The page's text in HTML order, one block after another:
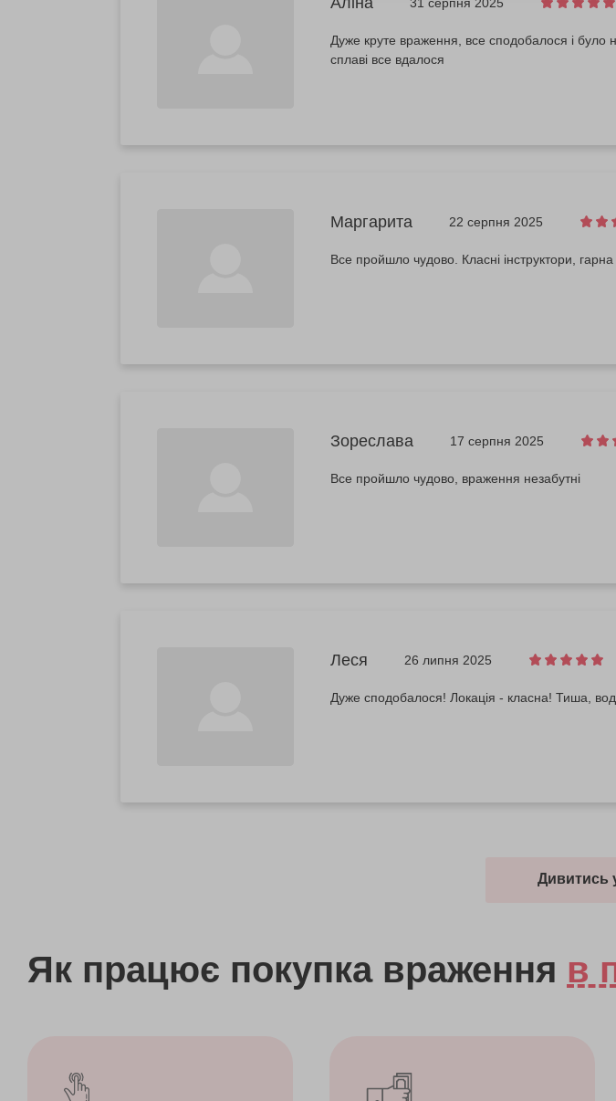
31 серпня 2025
Дуже круте враження, все сподобалося і було
сплаві все вдалося
Маргарита 22 серпня 2025
Все пройшло чудово. Класні інструктори,
Зореслава 17 серпня 2025
Все пройшло чудово, враження незабутні
Леся 26 липня 2025
Дуже сподобалося! Локація - класна! Тиша,
Дивитись
Як працює покупка враження в